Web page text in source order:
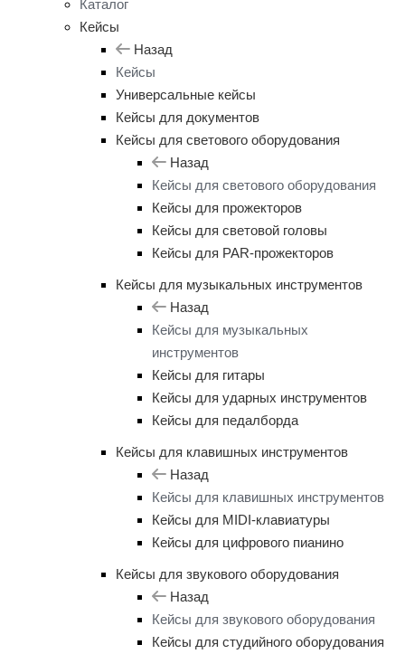
Каталог
Кейсы
Назад
Кейсы
Универсальные кейсы
Кейсы для документов
Кейсы для светового оборудования
Назад
Кейсы для светового оборудования
Кейсы для прожекторов
Кейсы для световой головы
Кейсы для PAR-прожекторов
Кейсы для музыкальных инструментов
Назад
Кейсы для музыкальных
инструментов
Кейсы для гитары
Кейсы для ударных инструментов
Кейсы для педалборда
Кейсы для клавишных инструментов
Назад
Кейсы для клавишных инструментов
Кейсы для MIDI-клавиатуры
Кейсы для цифрового пианино
Кейсы для звукового оборудования
Назад
Кейсы для звукового оборудования
Кейсы для студийного оборудования